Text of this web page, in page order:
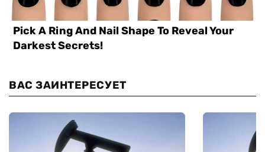
ВАС ЗАИНТЕРЕСУЕТ